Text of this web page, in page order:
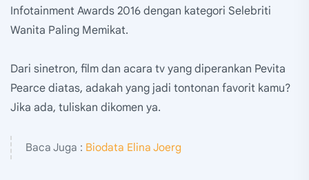
Infotainment Awards 2016 dengan kategori Selebriti
Wanita Paling Memikat.
Dari sinetron, film dan acara tv yang diperankan Pevita
Pearce diatas, adakah yang jadi tontonan favorit kamu?
Jika ada, tuliskan dikomen ya.
Baca Juga : Biodata Elina Joerg